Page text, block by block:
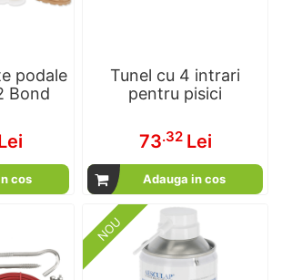
podale
Bond
cos
Tunel cu 4 intrari
pentru pisici
73.32 Lei
Adauga in cos
NOU